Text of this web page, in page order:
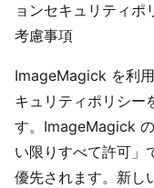
ョンセキュリティ
考慮事項
ImageMagick を利
キュリティポリシー
す。ImageMagick
い限りすべて許可」
優先されます。新し